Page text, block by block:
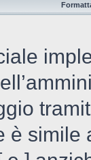
è simile